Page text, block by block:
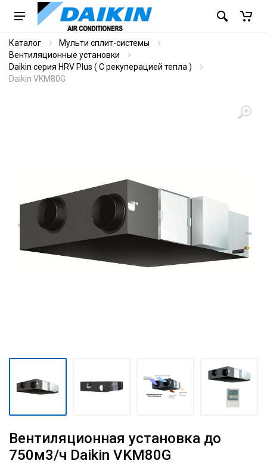
Каталог
Мульти сплит-системы
Вентиляционные установки
Daikin серия HRV Plus ( С рекуперацией тепла )
Daikin VKM80G
Вентиляционная установка до
750м3/ч Daikin VKM80G